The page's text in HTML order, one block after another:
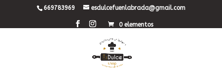
669783969 esdulcefuenlabrada@gmail.com
0 elementos